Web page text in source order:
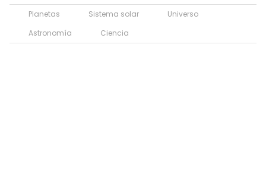
Planetas Sistema solar
Universo
Astronomía
Ciencia